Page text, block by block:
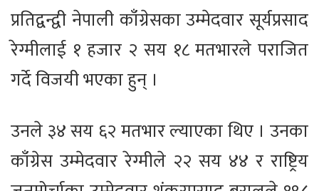
प्रतिद्वन्द्वी नेपाली काँग्रेसका उम्मेदवार सूर्यप्रसाद
रेग्मीलाई १ हजार २ सय १८ मतभारले पराजित
गर्दे विजयी भएका हुन् ।
उनले ३४ सय ६२ मतभार ल्याएका थिए । उनका
काँग्रेस उम्मेदवार रेग्मीले २२ सय ४४ र राष्ट्रिय